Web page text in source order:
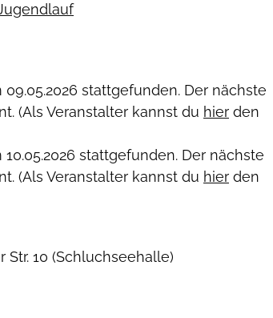
09.05.2026 stattgefunden. Der nächste
(Als Veranstalter kannst du hier den
10.05.2026 stattgefunden. Der nächste
(Als Veranstalter kannst du hier den
10 (Schluchseehalle)